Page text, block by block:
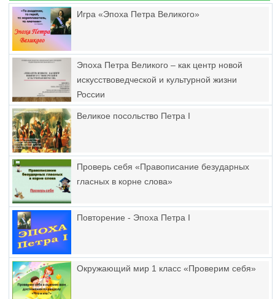
Игра «Эпоха Петра Великого»
Эпоха Петра Великого – как центр новой
искусствоведческой и культурной жизни
России
Великое посольство Петра I
Проверь себя «Правописание безударных
гласных в корне слова»
Повторение - Эпоха Петра I
Окружающий мир 1 класс «Проверим себя»